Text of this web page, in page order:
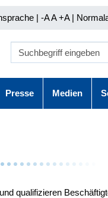
| -A A+A |
Presse Medien
qualifizieren